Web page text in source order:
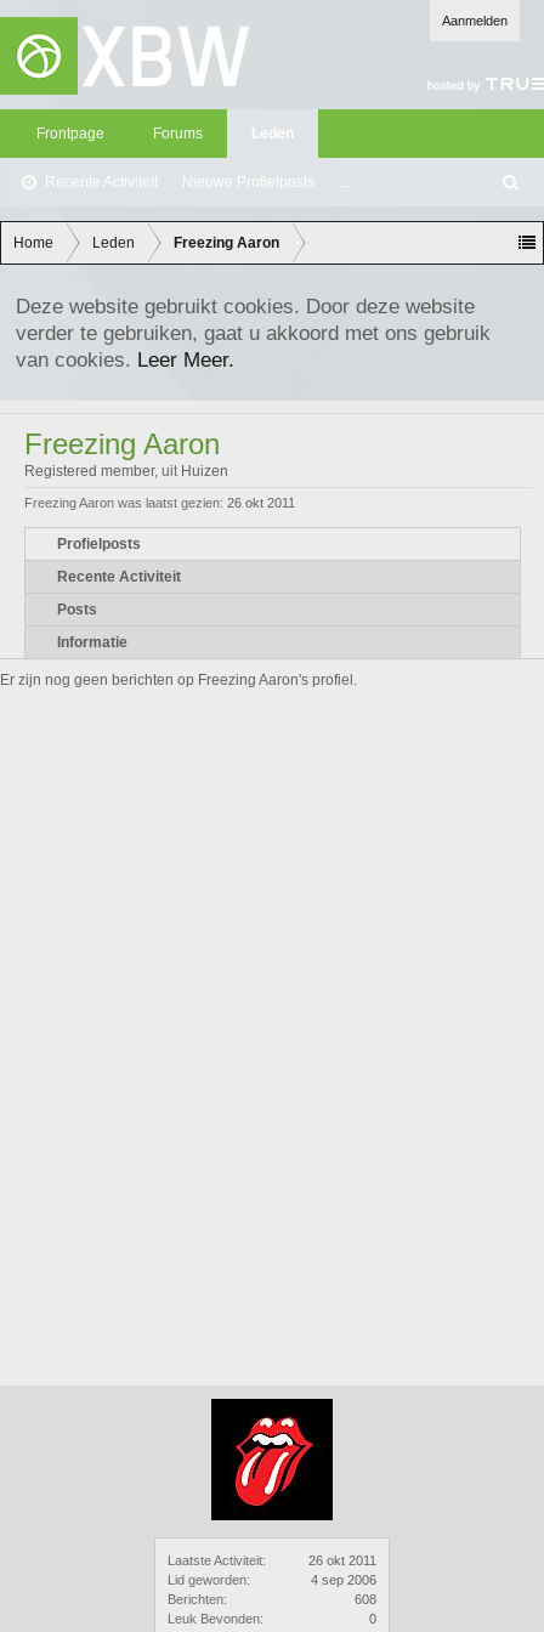
Aanmelden
Frontpage Forums Leden
Recente Activiteit Nieuwe Profielposts ...
oe
ke
n
Home Leden Freezing Aaron
Deze website gebruikt cookies. Door deze website
verder te gebruiken, gaat u akkoord met ons gebruik
van cookies. Leer Meer.
Laatste Activiteit:
26 okt 2011
Lid geworden:
4 sep 2006
Berichten:
608
Leuk Bevonden:
0
Freezing Aaron
Registered member, uit Huizen
Freezing Aaron was laatst gezien: 26 okt 2011
Profielposts
Recente Activiteit
Posts
Informatie
Er zijn nog geen berichten op Freezing Aaron's profiel.